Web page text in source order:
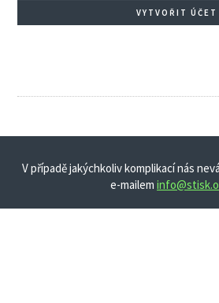
VYTVOŘIT ÚČET
V případě jakýchkoliv komplikací nás
e-mailem